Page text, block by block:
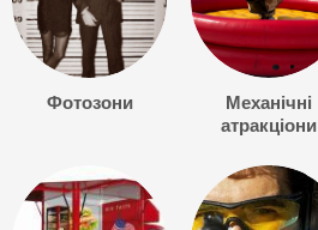
Фотозони
Механічні
атракціони